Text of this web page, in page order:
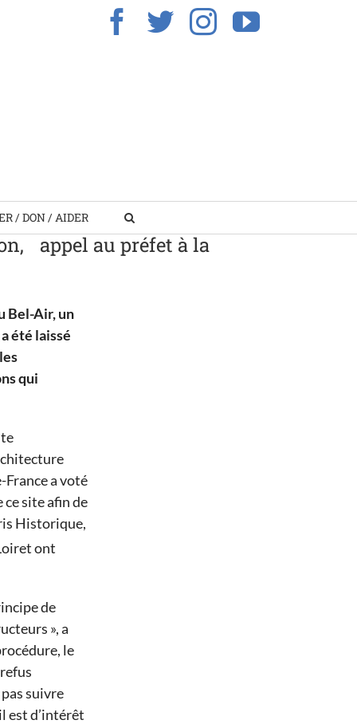
Facebook
TwitterInstagram
/ DON / AIDER
appel au préfet à la
Bel-Air, un
été laissé
qui
France a voté
site afin de
Historique,
ont
de
», a
le
suivre
est d’intérêt